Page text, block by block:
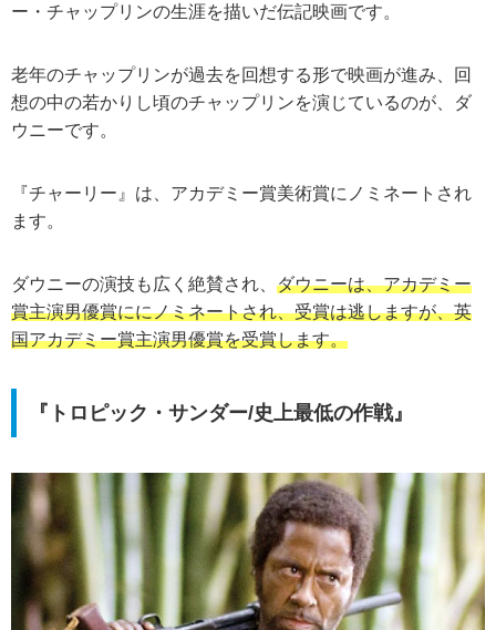
ー・チャップリンの生涯を描いだ伝記映画です。
老年のチャップリンが過去を回想する形で映画が進み、回
想の中の若かりし頃のチャップリンを演じているのが、ダ
ウニーです。
『チャーリー』は、アカデミー賞美術賞にノミネートされ
ます。
ダウニーの演技も広く絶賛され、 ダウニーは、アカデミー
賞主演男優賞ににノミネートされ、受賞は逃しますが、英
国アカデミー賞主演男優賞を受賞します。
『トロピック・サンダー/史上最低の作戦』